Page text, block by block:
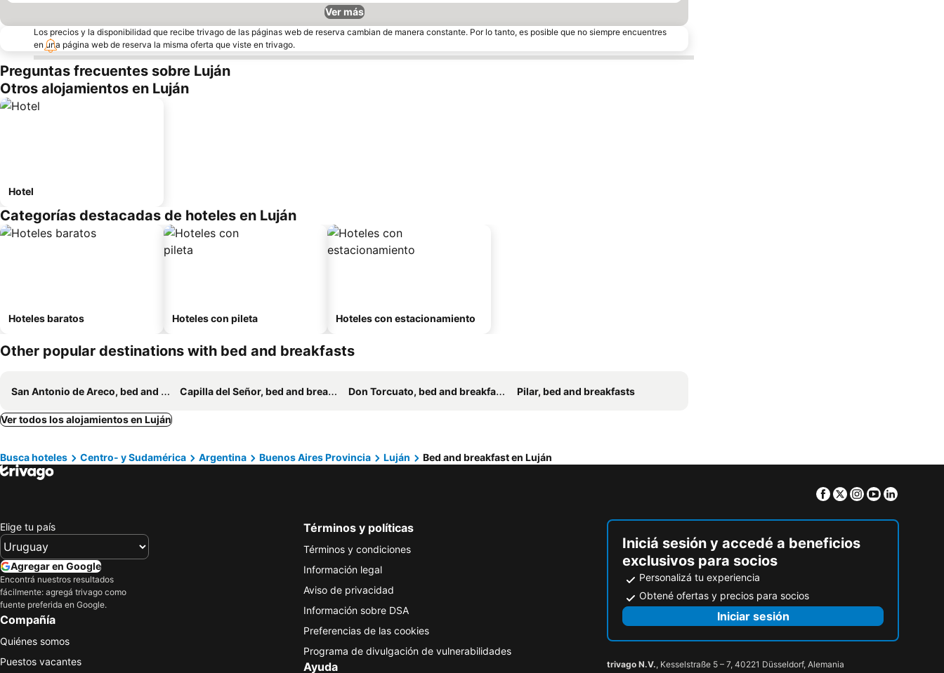
Ver más
Los precios y la disponibilidad que recibe trivago de las páginas web de reserva cambian de manera constante. Por lo tanto, es posible que no siempre encuentres
en una página web de reserva la misma oferta que viste en trivago.
Preguntas frecuentes sobre Luján
Otros alojamientos en Luján
Hotel
Categorías destacadas de hoteles en Luján
Hoteles baratos Hoteles con pileta Hoteles con estacionamiento
Other popular destinations with bed and breakfasts
San Antonio de Areco, bed and breakfasts Capilla del Señor, bed and breakfasts Don Torcuato, bed and breakfasts Pilar, bed and breakfasts
Ver todos los alojamientos en Luján
Busca hoteles Centro- y Sudamérica Argentina Buenos Aires Provincia Luján Bed and breakfast en Luján
Facebook
TwitterInstagram
Youtube
Elige tu país
Agregar en Google
Encontrá nuestros resultados
fácilmente: agregá trivago como
fuente preferida en Google.
Compañía
Quiénes somos
Puestos vacantes
Términos y políticas
Términos y condiciones
Información legal
Aviso de privacidad
Información sobre DSA
Preferencias de las cookies
Programa de divulgación de vulnerabilidades
Ayuda
Iniciá sesión y accedé a beneficios
exclusivos para socios
Personalizá tu experiencia
Obtené ofertas y precios para socios
Iniciar sesión
trivago N.V., Kesselstraße 5 – 7, 40221 Düsseldorf, Alemania